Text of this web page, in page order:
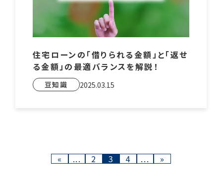
住宅ローンの「借りられる金額」と「返せ
る金額」の最適バランスを解説！
豆知識 2025.03.15
« ... 2 3 4 ... »